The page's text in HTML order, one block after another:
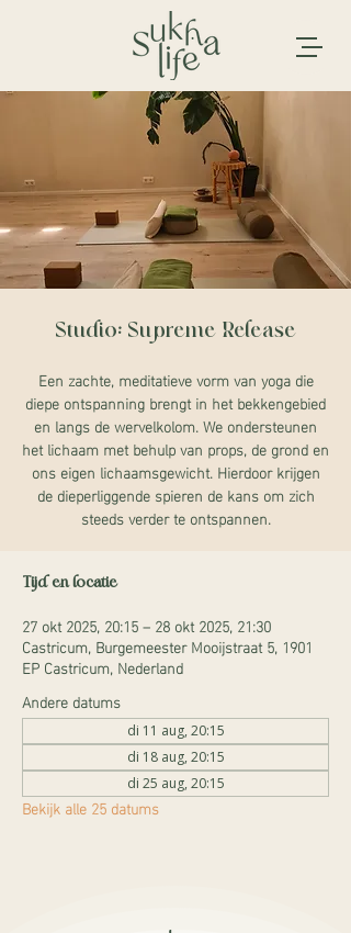
Studio: Supreme Release
Een zachte, meditatieve vorm van yoga die
diepe ontspanning brengt in het bekkengebied
en langs de wervelkolom. We ondersteunen
het lichaam met behulp van props, de grond en
ons eigen lichaamsgewicht. Hierdoor krijgen
de dieperliggende spieren de kans om zich
steeds verder te ontspannen.
Tijd en locatie
27 okt 2025, 20:15 – 28 okt 2025, 21:30
Castricum, Burgemeester Mooijstraat 5, 1901
EP Castricum, Nederland
Andere datums
di 11 aug, 20:15
di 18 aug, 20:15
di 25 aug, 20:15
Bekijk alle 25 datums